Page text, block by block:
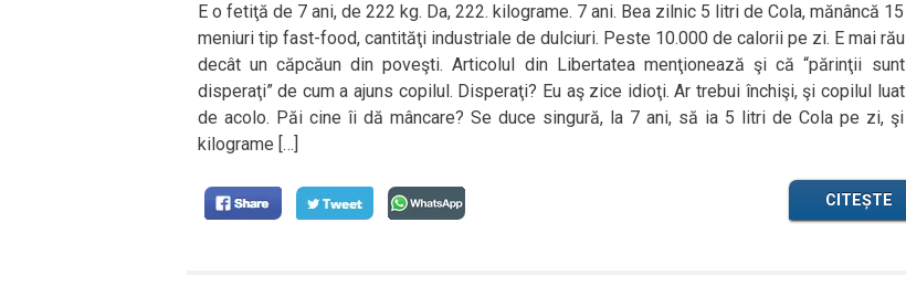
E o fetiţă de 7 ani, de 222 kg. Da, 222. kilograme. 7 ani. Bea zilnic 5 litri de Cola, mănâncă 15
meniuri tip fast-food, cantităţi industriale de dulciuri. Peste 10.000 de calorii pe zi. E mai rău
decât un căpcăun din poveşti. Articolul din Libertatea menţionează şi că “părinţii sunt
disperaţi” de cum a ajuns copilul. Disperaţi? Eu aş zice idioţi. Ar trebui închişi, şi copilul luat
de acolo. Păi cine îi dă mâncare? Se duce singură, la 7 ani, să ia 5 litri de Cola pe zi, şi
kilograme […]
CITEȘTE